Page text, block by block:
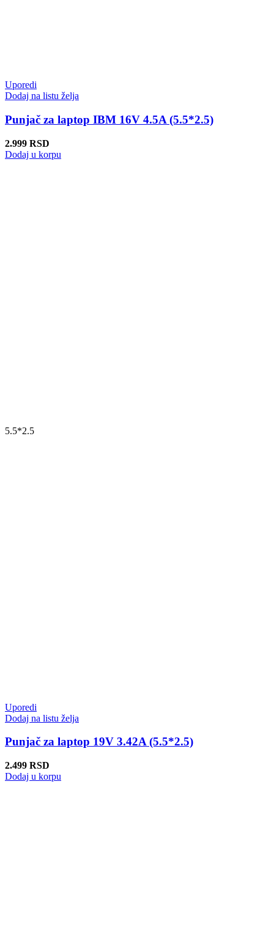
Uporedi
Dodaj na listu želja
Punjač za laptop IBM 16V 4.5A (5.5*2.5)
2.999 RSD
Dodaj u korpu
5.5*2.5
Uporedi
Dodaj na listu želja
Punjač za laptop 19V 3.42A (5.5*2.5)
2.499 RSD
Dodaj u korpu